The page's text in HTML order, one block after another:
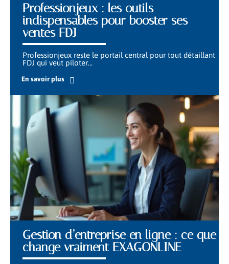
Professionjeux : les outils
indispensables pour booster ses
ventes FDJ
Professionjeux reste le portail central pour tout détaillant
FDJ qui veut piloter…
En savoir plus
Gestion d’entreprise en ligne : ce que
change vraiment EXAGONLINE